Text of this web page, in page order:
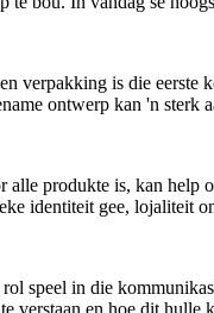
verpakking is die
ontwerp kan 'n
produkte is, kan help
identiteit gee, lojaliteit
speel in die
verstaan ​​en hoe dit hulle